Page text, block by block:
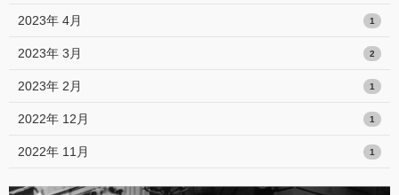
2023年 4月 1
2023年 3月 2
2023年 2月 1
2022年 12月 1
2022年 11月 1